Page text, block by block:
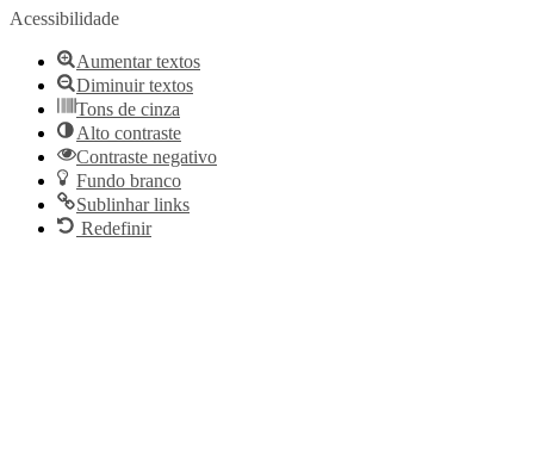
Acessibilidade
Aumentar textos
Diminuir textos
Tons de cinza
Alto contraste
Contraste negativo
Fundo branco
Sublinhar links
Redefinir